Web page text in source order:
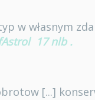
w własnym
17 nlb .
[...]